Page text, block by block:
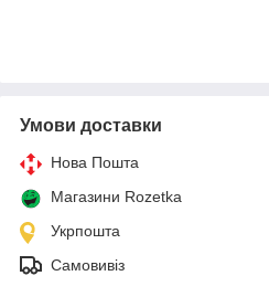
Умови доставки
Нова Пошта
Магазини Rozetka
Укрпошта
Самовивіз